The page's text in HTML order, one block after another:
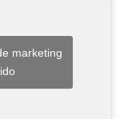
marketing